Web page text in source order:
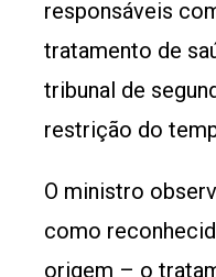
responsáveis
tratamento de
tribunal de
restrição do
O ministro
como
origem – o